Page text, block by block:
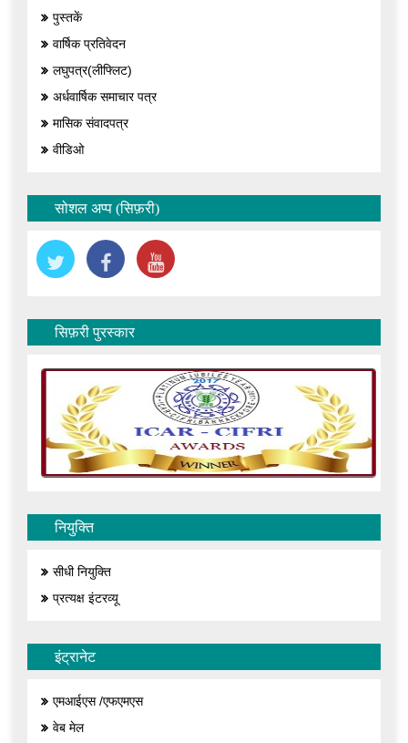
पुस्तकें
वार्षिक प्रतिवेदन
लघुपत्र(लीफ्लिट)
अर्धवार्षिक समाचार पत्र
मासिक संवादपत्र
वीडिओ
सोशल अप्प (सिफ़री)
सिफ़री पुरस्कार
नियुक्ति
सीधी नियुक्ति
प्रत्यक्ष इंटरव्यू
इंट्रानेट
एमआईएस /एफएमएस
वेब मेल